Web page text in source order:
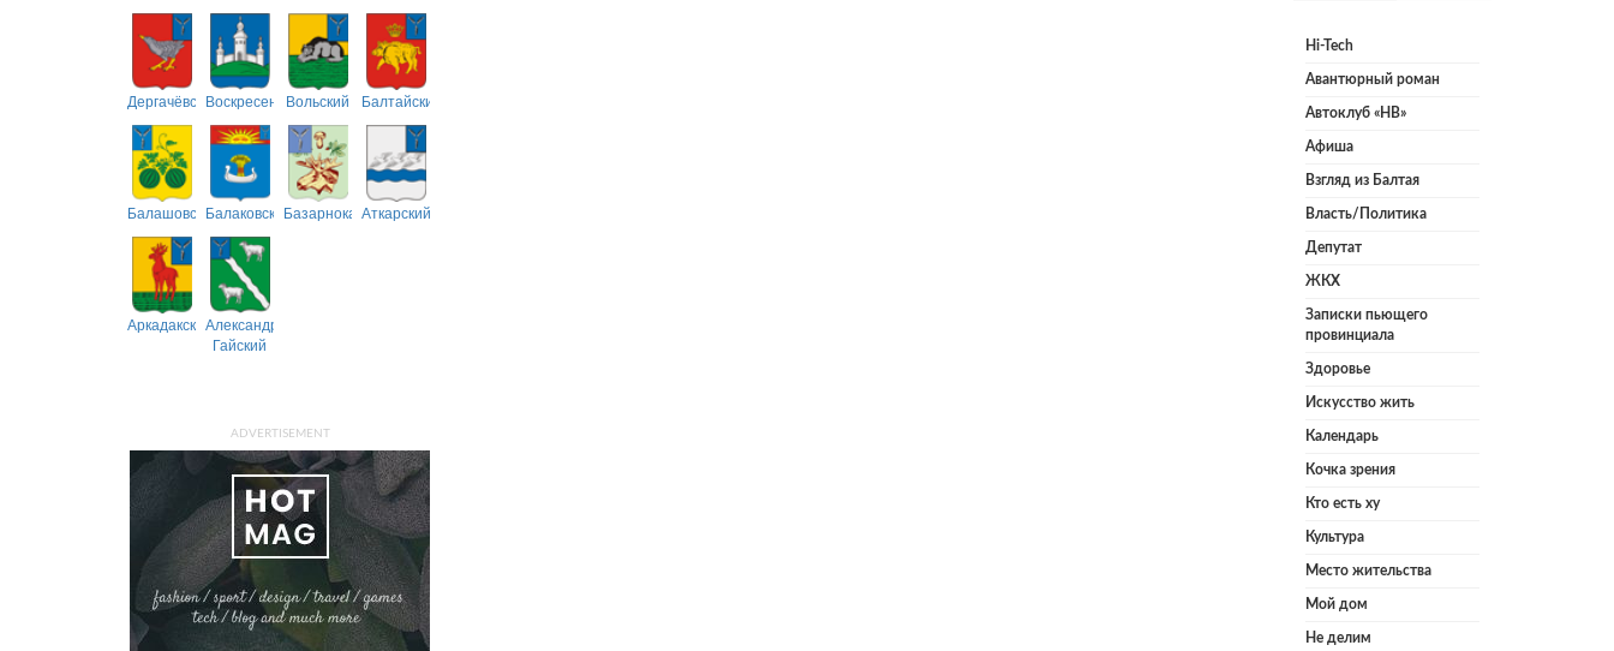
ДергачёвскийВоскресенскийВольский Балтайский
БалашовскийБалаковскийБазарнокарабулакский
Аткарский
АркадакскийАлександрово-
Гайский
ADVERTISEMENT
Hi-Tech
Авантюрный роман
Автоклуб «НВ»
Афиша
Взгляд из Балтая
Власть/Политика
Депутат
ЖКХ
Записки пьющего
провинциала
Здоровье
Искусство жить
Календарь
Кочка зрения
Кто есть ху
Культура
Место жительства
Мой дом
Не делим